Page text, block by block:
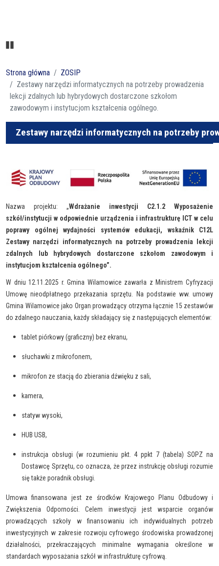
Strona główna
ZOSIP
Zestawy narzędzi informatycznych na potrzeby prowadzenia
lekcji zdalnych lub hybrydowych dostarczone szkołom
zawodowym i instytucjom kształcenia ogólnego.
Zestawy narzędzi informatycznych na potrzeby
Nazwa projektu: „Wdrażanie inwestycji C2.1.2 Wyposażenie
szkół/instytucji w odpowiednie urządzenia i infrastrukturę ICT w celu
poprawy ogólnej wydajności systemów edukacji, wskaźnik C12L
Zestawy narzędzi informatycznych na potrzeby prowadzenia lekcji
zdalnych lub hybrydowych dostarczone szkołom zawodowym i
instytucjom kształcenia ogólnego”.
W dniu 12.11.2025 r. Gmina Wilamowice zawarła z Ministrem Cyfryzacji
Umowę nieodpłatnego przekazania sprzętu. Na podstawie ww. umowy
Gmina Wilamowice jako Organ prowadzący otrzyma łącznie 15 zestawów
do zdalnego nauczania, każdy składający się z następujących elementów:
tablet piórkowy (graficzny) bez ekranu,
słuchawki z mikrofonem,
mikrofon ze stacją do zbierania dźwięku z sali,
kamera,
statyw wysoki,
HUB USB,
instrukcja obsługi (w rozumieniu pkt. 4 ppkt 7 (tabela) SOPZ na
Dostawcę Sprzętu, co oznacza, że przez instrukcję obsługi rozumie
się także poradnik obsługi.
Umowa finansowana jest ze środków Krajowego Planu Odbudowy i
Zwiększenia Odporności. Celem inwestycji jest wsparcie organów
prowadzących szkoły w finansowaniu ich indywidualnych potrzeb
inwestycyjnych w zakresie rozwoju cyfrowego środowiska prowadzonej
działalności, przekraczających minimalne wymagania określone w
standardach wyposażania szkół w infrastrukturę cyfrową.